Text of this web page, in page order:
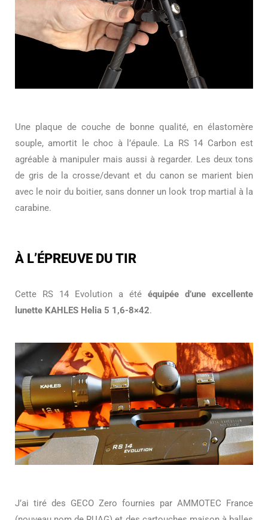
Une plaque de couche de bonne qualité, en élastomère
souple, amortit le choc à l’épaule. La RS 14 Carbon est
agréable à manipuler mais aussi à regarder. Les deux tons
de gris de la crosse/devant et du canon se marient bien
avec le noir du boitier, sans donner un look trop martial à la
carabine.
À L’ÉPREUVE DU TIR
Cette RS 14 Evolution a été équipée d’une excellente
lunette KAHLES Helia 5 1,6-8×42.
J’ai tiré des GECO Zero fournies par AMMOTEC France